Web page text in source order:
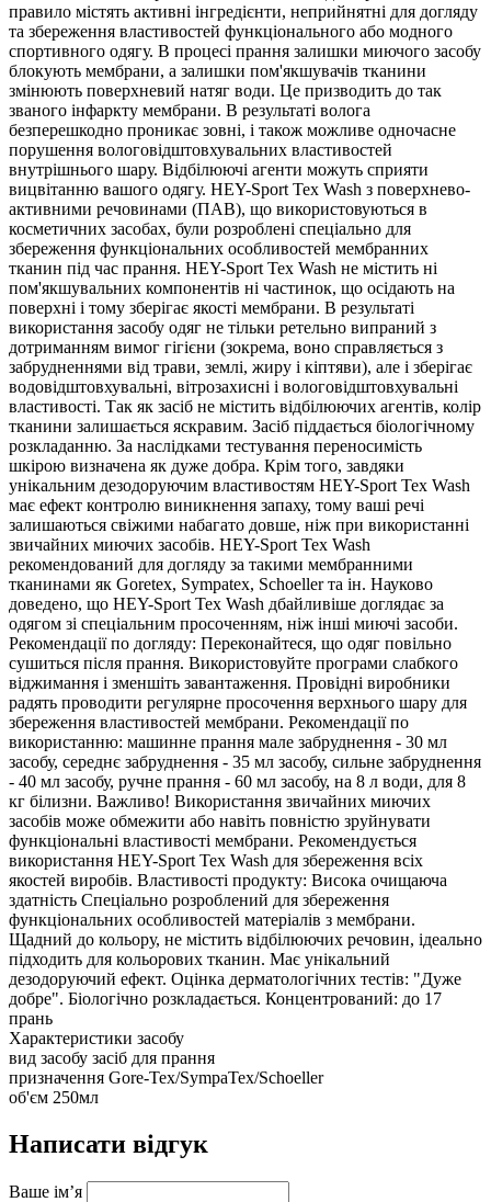
правило містять активні інгредієнти, неприйнятні для догляду
та збереження властивостей функціонального або модного
спортивного одягу. В процесі прання залишки миючого засобу
блокують мембрани, а залишки пом'якшувачів тканини
змінюють поверхневий натяг води. Це призводить до так
званого інфаркту мембрани. В результаті волога
безперешкодно проникає зовні, і також можливе одночасне
порушення вологовідштовхувальних властивостей
внутрішнього шару. Відбілюючі агенти можуть сприяти
вицвітанню вашого одягу. HEY-Sport Tex Wash з поверхнево-
активними речовинами (ПАВ), що використовуються в
косметичних засобах, були розроблені спеціально для
збереження функціональних особливостей мембранних
тканин під час прання. HEY-Sport Tex Wash не містить ні
пом'якшувальних компонентів ні частинок, що осідають на
поверхні і тому зберігає якості мембрани. В результаті
використання засобу одяг не тільки ретельно випраний з
дотриманням вимог гігієни (зокрема, воно справляється з
забрудненнями від трави, землі, жиру і кіптяви), але і зберігає
водовідштовхувальні, вітрозахисні і вологовідштовхувальні
властивості. Так як засіб не містить відбілюючих агентів, колір
тканини залишається яскравим. Засіб піддається біологічному
розкладанню. За наслідками тестування переносимість
шкірою визначена як дуже добра. Крім того, завдяки
унікальним дезодоруючим властивостям HEY-Sport Tex Wash
має ефект контролю виникнення запаху, тому ваші речі
залишаються свіжими набагато довше, ніж при використанні
звичайних миючих засобів. HEY-Sport Tex Wash
рекомендований для догляду за такими мембранними
тканинами як Goretex, Sympatex, Schoeller та ін. Науково
доведено, що HEY-Sport Tex Wash дбайливіше доглядає за
одягом зі спеціальним просоченням, ніж інші миючі засоби.
Рекомендації по догляду: Переконайтеся, що одяг повільно
сушиться після прання. Використовуйте програми слабкого
віджимання і зменшіть завантаження. Провідні виробники
радять проводити регулярне просочення верхнього шару для
збереження властивостей мембрани. Рекомендації по
використанню: машинне прання мале забруднення - 30 мл
засобу, середнє забруднення - 35 мл засобу, сильне забруднення
- 40 мл засобу, ручне прання - 60 мл засобу, на 8 л води, для 8
кг білизни. Важливо! Використання звичайних миючих
засобів може обмежити або навіть повністю зруйнувати
функціональні властивості мембрани. Рекомендується
використання HEY-Sport Tex Wash для збереження всіх
якостей виробів. Властивості продукту: Висока очищаюча
здатність Спеціально розроблений для збереження
функціональних особливостей матеріалів з мембрани.
Щадний до кольору, не містить відбілюючих речовин, ідеально
підходить для кольорових тканин. Має унікальний
дезодоруючий ефект. Оцінка дерматологічних тестів: "Дуже
добре". Біологічно розкладається. Концентрований: до 17
прань
Характеристики засобу
вид засобу засіб для прання
призначення Gore-Tex/SympaTex/Schoeller
об'єм 250мл
Написати відгук
Ваше ім’я